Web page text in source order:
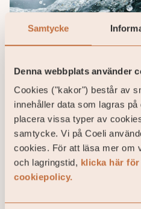
Samtycke
Denna webbplats använder
Cookies ("kakor") består av
innehåller data som lagras
placera vissa typer av
samtycke. Vi på Coeli
cookies. För att läsa mer om
och lagringstid, klicka här
cookiepolicy.
Danska Polaris
konsulten 7N
7N är ett danskt
specialiserar sig på att
och digital transformation.
på ...
28 / 10 / 2024